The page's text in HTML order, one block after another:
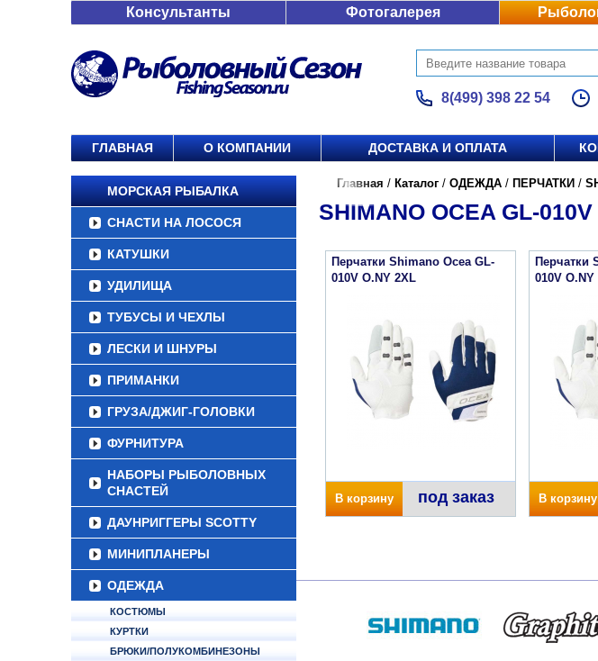
Консультанты Фотогалерея
8(499) 398 22 54
ГЛАВНАЯ О КОМПАНИИ ДОСТАВКА И ОПЛАТА
МОРСКАЯ РЫБАЛКА
СНАСТИ НА ЛОСОСЯ
КАТУШКИ
УДИЛИЩА
ТУБУСЫ И ЧЕХЛЫ
ЛЕСКИ И ШНУРЫ
ПРИМАНКИ
ГРУЗА/ДЖИГ-ГОЛОВКИ
ФУРНИТУРА
НАБОРЫ РЫБОЛОВНЫХ
СНАСТЕЙ
ДАУНРИГГЕРЫ SCOTTY
МИНИПЛАНЕРЫ
ОДЕЖДА
КОСТЮМЫ
КУРТКИ
БРЮКИ/ПОЛУКОМБИНЕЗОНЫ
Главная / Каталог / ОДЕЖДА / ПЕРЧАТКИ /
SHIMANO OCEA GL-010V
Перчатки Shimano Ocea GL-
010V O.NY 2XL
В корзину под заказ
Перчатки
010V O.NY
В корзину